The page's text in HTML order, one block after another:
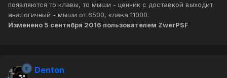
появляются то клавы, то мыши - ценник с доставкой выходит
аналогичный - мыши от 6500, клава 11000.
Изменено 5 сентября 2016 пользователем ZwerPSF
Denton